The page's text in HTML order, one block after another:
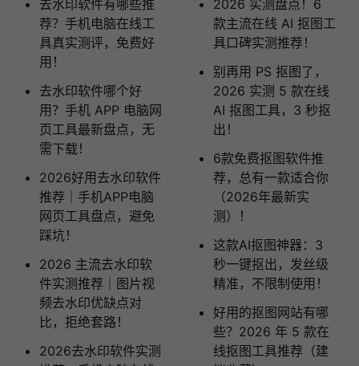
去水印软件有哪些推
荐？手机电脑在线工
具真实测评，免费好
用！
去水印软件哪个好
用？手机 APP 电脑网
页工具最新盘点，无
需下载！
2026好用去水印软件
推荐｜手机APP电脑
网页工具盘点，避免
踩坑！
2026 主流去水印软
件实测推荐｜图片视
频去水印优缺点对
比，拒绝套路！
2026去水印软件实测
2026 实测盘点！6
款主流在线 AI 抠图工
具口碑实测推荐！
别再用 PS 抠图了，
2026 实测 5 款在线
AI 抠图工具，3 秒抠
出！
6款免费抠图软件推
荐，总有一款适合你
（2026年最新实
测）！
这款AI抠图神器：3
秒一键抠出，发丝级
精准，不限制使用！
好用的抠图网站有哪
些？2026 年 5 款在
线抠图工具推荐（建